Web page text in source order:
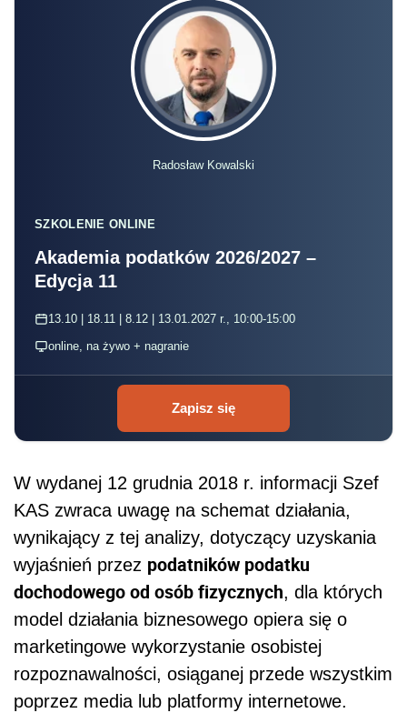
Radosław Kowalski
SZKOLENIE ONLINE
Akademia podatków 2026/2027 –
Edycja 11
13.10 | 18.11 | 8.12 | 13.01.2027 r., 10:00-15:00
online, na żywo + nagranie
Zapisz się
W wydanej 12 grudnia 2018 r. informacji Szef
KAS zwraca uwagę na schemat działania,
wynikający z tej analizy, dotyczący uzyskania
wyjaśnień przez podatników podatku
dochodowego od osób fizycznych, dla których
model działania biznesowego opiera się o
marketingowe wykorzystanie osobistej
rozpoznawalności, osiąganej przede wszystkim
poprzez media lub platformy internetowe.